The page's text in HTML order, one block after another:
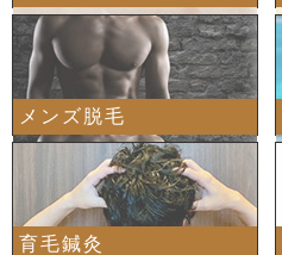
メンズ脱毛
育毛鍼灸